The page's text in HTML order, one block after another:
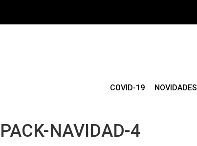
COVID-19 NOVIDADES
PACK-NAVIDAD-4